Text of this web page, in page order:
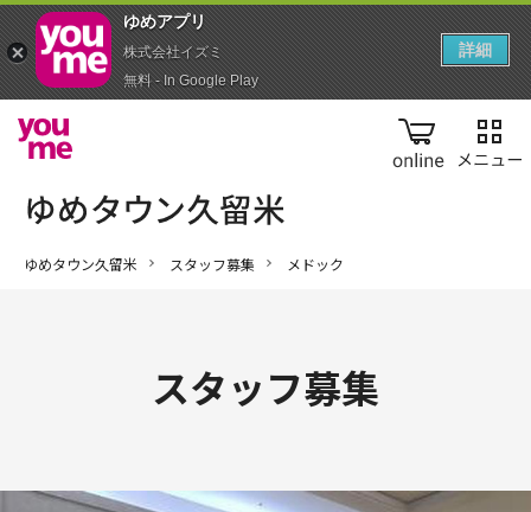
online
ゆめタウン久留米 スタッフ募集 メドック
スタッフ募集
ゆめアプ‪リ‬
株式会社イズミ
無料 - In Google Play
詳細